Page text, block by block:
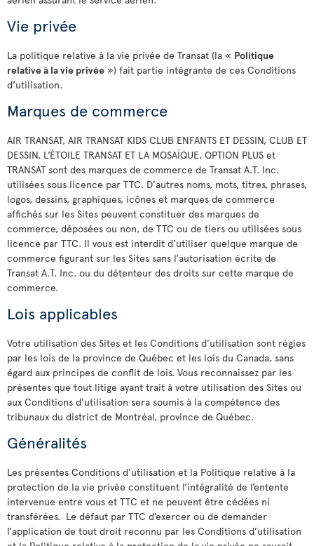
Vie privée
La politique relative à la vie privée de Transat (la « Politique
relative à la vie privée ») fait partie intégrante de ces Conditions
d’utilisation.
Marques de commerce
AIR TRANSAT, AIR TRANSAT KIDS CLUB ENFANTS ET DESSIN, CLUB ET
DESSIN, L’ÉTOILE TRANSAT ET LA MOSAÏQUE, OPTION PLUS et
TRANSAT sont des marques de commerce de Transat A.T. Inc.
utilisées sous licence par TTC. D’autres noms, mots, titres, phrases,
logos, dessins, graphiques, icônes et marques de commerce
affichés sur les Sites peuvent constituer des marques de
commerce, déposées ou non, de TTC ou de tiers ou utilisées sous
licence par TTC. Il vous est interdit d’utiliser quelque marque de
commerce figurant sur les Sites sans l’autorisation écrite de
Transat A.T. Inc. ou du détenteur des droits sur cette marque de
commerce.
Lois applicables
Votre utilisation des Sites et les Conditions d’utilisation sont régies
par les lois de la province de Québec et les lois du Canada, sans
égard aux principes de conflit de lois. Vous reconnaissez par les
présentes que tout litige ayant trait à votre utilisation des Sites ou
aux Conditions d’utilisation sera soumis à la compétence des
tribunaux du district de Montréal, province de Québec.
Généralités
Les présentes Conditions d’utilisation et la Politique relative à la
protection de la vie privée constituent l’intégralité de l’entente
intervenue entre vous et TTC et ne peuvent être cédées ni
transférées. Le défaut par TTC d’exercer ou de demander
l’application de tout droit reconnu par les Conditions d’utilisation